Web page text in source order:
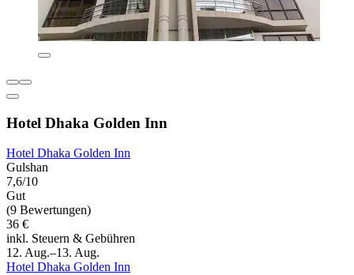
Hotel Dhaka Golden Inn
Hotel Dhaka Golden Inn
Gulshan
7,6/10
Gut
(9 Bewertungen)
36 €
inkl. Steuern & Gebühren
12. Aug.–13. Aug.
Hotel Dhaka Golden Inn